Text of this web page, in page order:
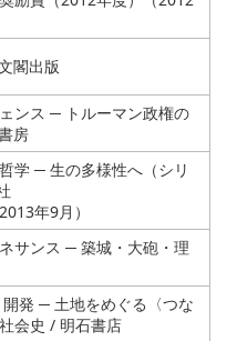
閣出版
ンス ─ トルーマン政権の
房
学 ─ 生の多様性へ（シリ
年9月）
サンス ─ 築城・大砲・理
発 ─ 土地をめぐる〈つな
会史 / 明石書店